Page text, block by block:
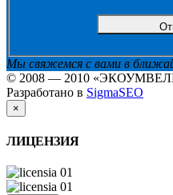
Мы свяжемся с вами в
© 2008 — 2010
Разработано в SigmaSEO
×
ЛИЦЕНЗИЯ